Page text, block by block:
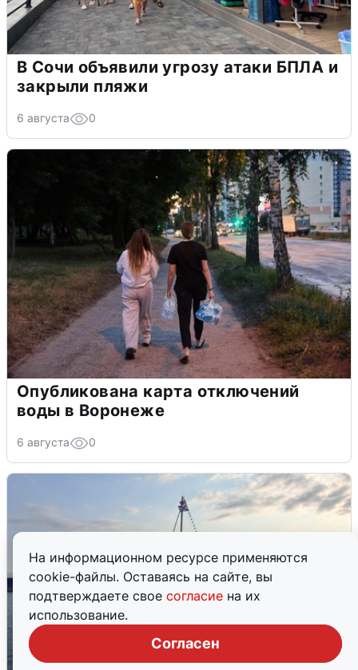
На информационном ресурсе применяются
cookie-файлы. Оставаясь на сайте, вы
подтверждаете свое согласие на их
использование.
Согласен
В Сочи объявили угрозу атаки БПЛА и
закрыли пляжи
6 августа 0
Опубликована карта отключений
воды в Воронеже
6 августа 0